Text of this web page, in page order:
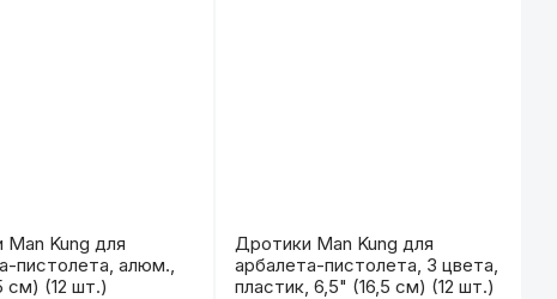
шт.)0,4 гр (Ижевск)
Man Kung для арбалета-пистолета, алюм., 6,5" (16,5
Kung для
пистолета, алюм.,
см) (12 шт.)
Дротики Man Kung для
Дротики Man Kung для
арбалета-пистолета, 3 цвета,
пластик, 6,5" (16,5 см) (12 шт.)